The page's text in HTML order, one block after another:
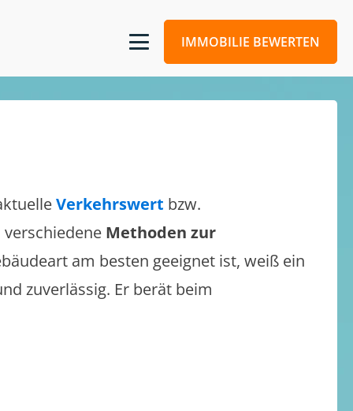
IMMOBILIE BEWERTEN
Verkehrswert bzw.
Methoden zur
am besten geeignet ist, weiß ein
zuverlässig. Er berät beim